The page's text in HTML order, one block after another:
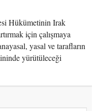
Hükümetinin Irak
için çalışmaya
yasal ve tarafların
yürütüleceği